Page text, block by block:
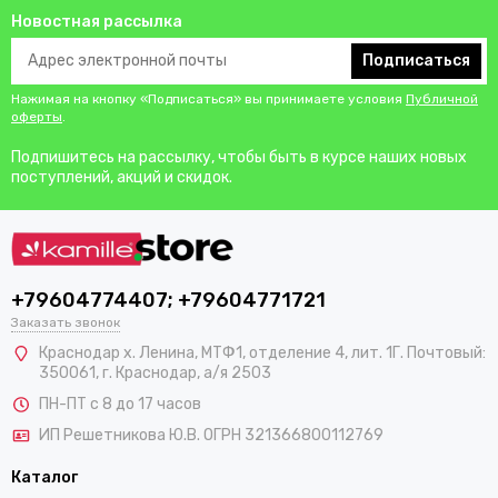
Новостная рассылка
Подписаться
Нажимая на кнопку «Подписаться» вы принимаете условия Публичной
оферты.
Подпишитесь на рассылку, чтобы быть в курсе наших новых
поступлений, акций и скидок.
+79604774407; +79604771721
Заказать звонок
Краснодар х. Ленина, МТФ1, отделение 4, лит. 1Г. Почтовый:
350061, г. Краснодар, а/я 2503
ПН-ПТ с 8 до 17 часов
ИП Решетникова Ю.В. ОГРН 321366800112769
Каталог